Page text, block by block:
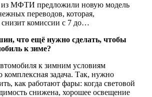
из МФТИ предложили новую модель
переводов, которая,
комиссии с 7 до…
что ещё нужно сделать, чтобы
к зиме?
к зимним условиям
задача. Так, нужно
как работают фары: когда световой
снижена, хорошее освещение